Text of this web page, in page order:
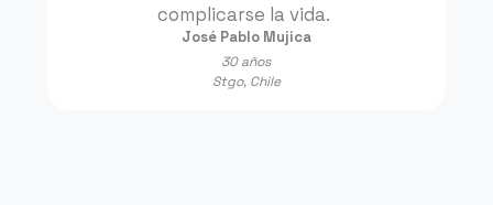
complicarse la vida.
José Pablo Mujica
30 años
Stgo, Chile